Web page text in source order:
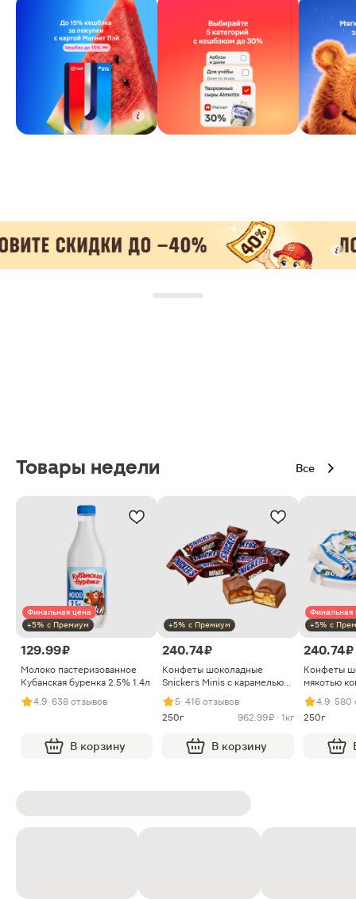
Товары недели Все
Финальная цена
+5% с Премиум
129.99 ₽
Молоко пастеризованное
Кубанская буренка 2.5% 1.4л
4.9· 638 отзывов
В корзину
+5% с Премиум
240.74 ₽
Конфеты шоколадные
Snickers Minis с карамелью
арахисом и нугой
5· 416 отзывов
250г
962.99 ₽ · 1кг
В корзину
Финальная
+5% с
240.74 ₽
Конфеты
мякотью
4.9· 580
250г